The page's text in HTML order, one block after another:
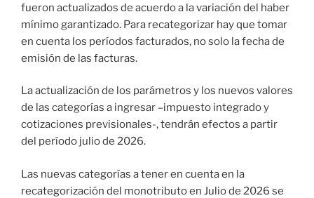
fueron actualizados de acuerdo a la variación del haber
mínimo garantizado. Para recategorizar hay que tomar
en cuenta los períodos facturados, no solo la fecha de
emisión de las facturas.
La actualización de los parámetros y los nuevos valores
de las categorías a ingresar –impuesto integrado y
cotizaciones previsionales-, tendrán efectos a partir
del período julio de 2026.
Las nuevas categorías a tener en cuenta en la
recategorización del monotributo en Julio de 2026 se